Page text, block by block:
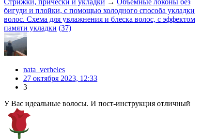
бигуди и плойки, с помощью холодного способа укладки
волос. Схема для увлажнения и блеска волос, с эффектом
памяти укладки (37)
nata_verheles
27 октября 2023, 12:33
3
У Вас идеальные волосы. И пост-инструкция отличный